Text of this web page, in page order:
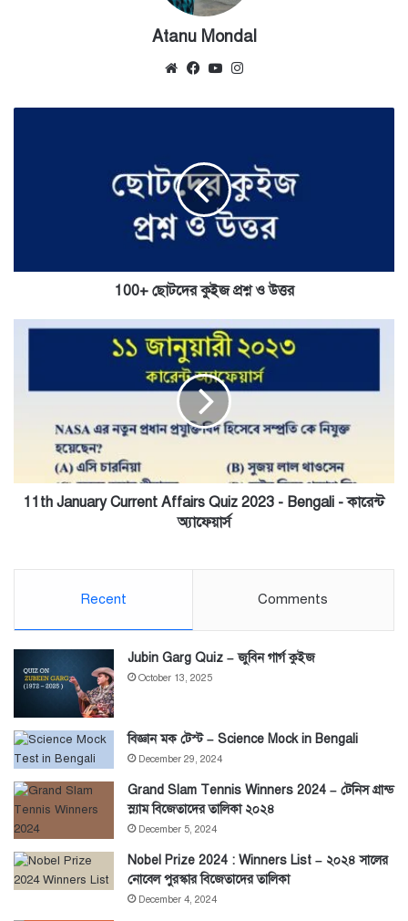
Atanu Mondal
WebsiteFacebook
YouTube
100+ ছোটদের কুইজ প্রশ্ন ও উত্তর
11th
Bengali
-
কারেন্ট
11th January Current Affairs Quiz 2023 - Bengali - কারেন্ট
অ্যাফেয়ার্স
Recent Comments
Jubin Garg Quiz – জুবিন গার্গ কুইজ
October 13, 2025
বিজ্ঞান মক টেস্ট – Science Mock in Bengali
December 29, 2024
Grand Slam Tennis Winners 2024 – টেনিস গ্রান্ড
স্ল্যাম বিজেতাদের তালিকা ২০২৪
December 5, 2024
Nobel Prize 2024 : Winners List – ২০২৪ সালের
নোবেল পুরস্কার বিজেতাদের তালিকা
December 4, 2024